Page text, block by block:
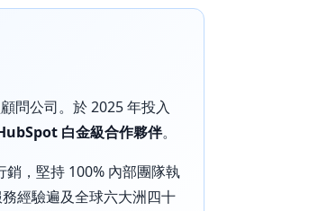
問公司。於 2025 年投入
白金級合作夥伴。
銷，堅持 100% 內部團隊執
經驗遍及全球六大洲四十